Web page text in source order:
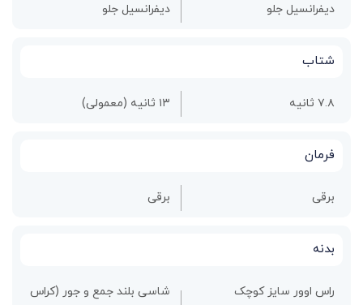
دیفرانسیل جلو دیفرانسیل جلو
شتاب
۷.۸ ثانیه ۱۳ ثانیه (معمولی)
فرمان
برقی برقی
بدنه
راس اوور سایز کوچک
شاسی بلند جمع و جور (کراس